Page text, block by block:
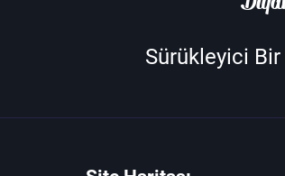
Sürükleyici